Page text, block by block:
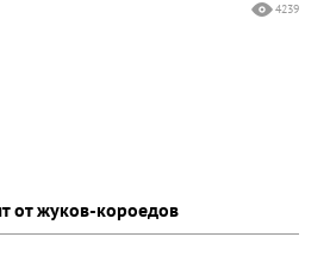
4239
от жуков-короедов